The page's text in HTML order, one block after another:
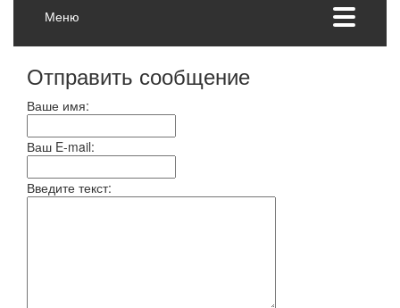
Меню
Отправить сообщение
Ваше имя:
Ваш E-mail:
Введите текст: